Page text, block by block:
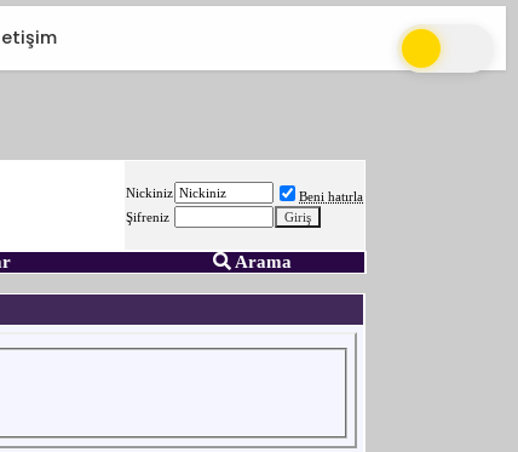
Nickiniz
Beni hatırla
Şifreniz
Arama